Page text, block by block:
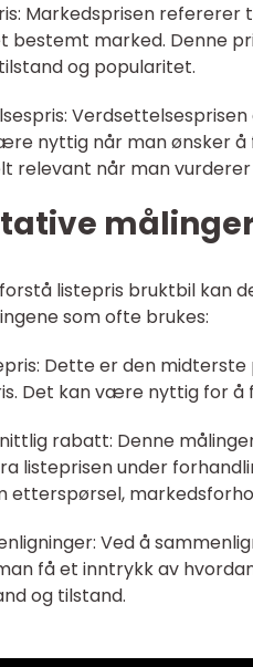
Markedsprisen
bestemt marked. Denne
og popularitet.
nyttig når man ønsker å
relevant når man vurderer
listepris bruktbil kan
som ofte brukes:
Dette er den
Det kan være nyttig for å
rabatt: Denne
listeprisen under
etterspørsel,
Ved å
få et inntrykk av
og tilstand.